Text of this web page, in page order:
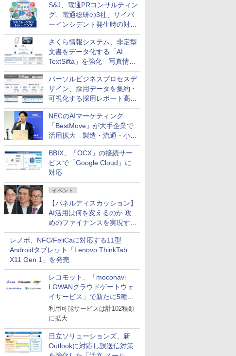
S&J、電通PRコンサルティン
グ、電通総研の3社、サイバ
ーインシデント発生時の対応
と危機管理広報を一体的に訓
練するプログラムを提供
さくら情報システム、非定型
文書をデータ化する「AI
TextSifta」を強化 写真情報
のデータ化などに対応
パーソルビジネスプロセスデ
ザイン、採用データを集約・
可視化する採用レポート高速
化サービスを提供
NECのAIマーケティング
「BestMove」が大手企業で
活用拡大 製造・流通・小売
企業・広告代理店などが実装
フェーズへ
BBIX、「OCX」の接続サー
ビスで「Google Cloud」に
対応
イベント
【パネルディスカッション】
AI活用は何を変えるのか 攻
めのファイナンスを実現する
業務設計とマインドセット変
革
レノボ、NFC/FeliCaに対応する11型
Androidタブレット「Lenovo ThinkTab
X11 Gen 1」を発売
レコモット、「moconavi
LGWANクラウドゲートウェ
イサービス」で新たに5種類
のサービスと連携開始
利用可能サービスは計102種類
に拡大
日立ソリューションズ、新
Outlookに対応し誤送信対策